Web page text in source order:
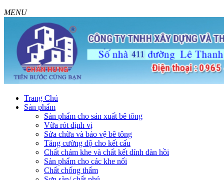
MENU
Trang Chủ
Sản phẩm
Sản phẩm cho sản xuất bê tông
Vữa rót định vị
Sửa chữa và bảo vệ bê tông
Tăng cường độ cho kết cấu
Chất chám khe và chất kết dính đàn hồi
Sản phẩm cho các khe nối
Chất chống thấm